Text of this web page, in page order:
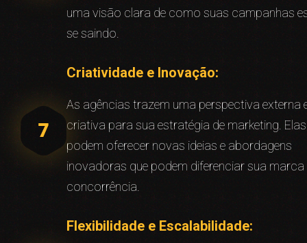
uma visão clara de como suas campanhas
se saindo.
Criatividade e Inovação:
As agências trazem uma perspectiva externa
criativa para sua estratégia de marketing. Elas
podem oferecer novas ideias e abordagens
inovadoras que podem diferenciar sua marca
concorrência.
Flexibilidade e Escalabilidade: